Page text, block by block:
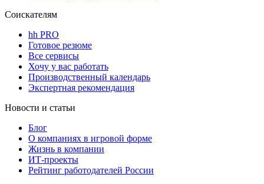
Соискателям
hh PRO
Готовое резюме
Все сервисы
Хочу у вас работать
Производственный календарь
Экспертная рекомендация
Новости и статьи
Блог
О компаниях в игровой форме
Жизнь в компании
ИТ-проекты
Рейтинг работодателей России